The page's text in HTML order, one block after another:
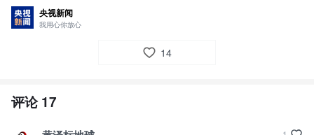
央视新闻
我用心你放心
14
评论17